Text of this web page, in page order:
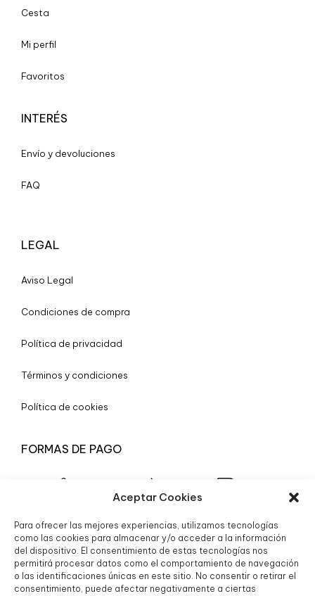
Aceptar Cookies
Para ofrecer las mejores experiencias, utilizamos tecnologías
como las cookies para almacenar y/o acceder a la información
del dispositivo. El consentimiento de estas tecnologías nos
permitirá procesar datos como el comportamiento de navegación
o las identificaciones únicas en este sitio. No consentir o retirar el
consentimiento, puede afectar negativamente a ciertas
Cesta
Mi perfil
Favoritos
INTERÉS
Envío y devoluciones
FAQ
LEGAL
Aviso Legal
Condiciones de compra
Política de privacidad
Términos y condiciones
Política de cookies
FORMAS DE PAGO
© 2025 Boutique Granada S.L.